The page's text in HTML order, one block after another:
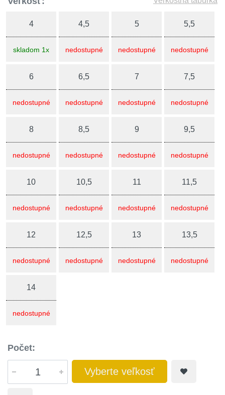
4
skladom 1x
4,5
nedostupné
5
nedostupné
5,5
nedostupné
6
nedostupné
6,5
nedostupné
7
nedostupné
7,5
nedostupné
8
nedostupné
8,5
nedostupné
9
nedostupné
9,5
nedostupné
10
nedostupné
10,5
nedostupné
11
nedostupné
11,5
nedostupné
12
nedostupné
12,5
nedostupné
13
nedostupné
13,5
nedostupné
14
nedostupné
Počet:
Vyberte veľkosť